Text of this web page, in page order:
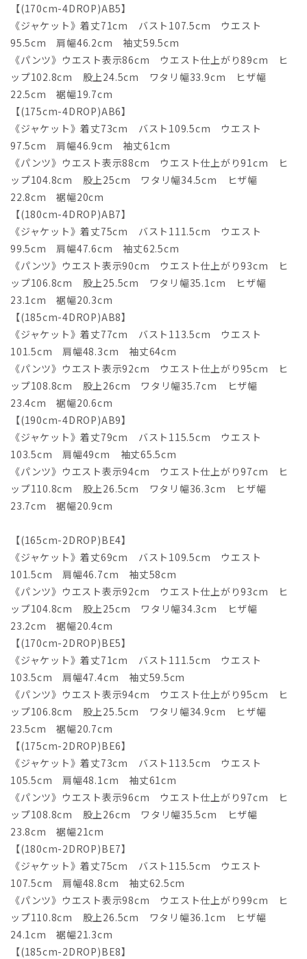
【(170cm-4DROP)AB5】
《ジャケット》着丈71cm バスト107.5cm ウエスト
95.5cm 肩幅46.2cm 袖丈59.5cm
《パンツ》ウエスト表示86cm ウエスト仕上がり89cm ヒ
ップ102.8cm 股上24.5cm ワタリ幅33.9cm ヒザ幅
22.5cm 裾幅19.7cm
【(175cm-4DROP)AB6】
《ジャケット》着丈73cm バスト109.5cm ウエスト
97.5cm 肩幅46.9cm 袖丈61cm
《パンツ》ウエスト表示88cm ウエスト仕上がり91cm ヒ
ップ104.8cm 股上25cm ワタリ幅34.5cm ヒザ幅
22.8cm 裾幅20cm
【(180cm-4DROP)AB7】
《ジャケット》着丈75cm バスト111.5cm ウエスト
99.5cm 肩幅47.6cm 袖丈62.5cm
《パンツ》ウエスト表示90cm ウエスト仕上がり93cm ヒ
ップ106.8cm 股上25.5cm ワタリ幅35.1cm ヒザ幅
23.1cm 裾幅20.3cm
【(185cm-4DROP)AB8】
《ジャケット》着丈77cm バスト113.5cm ウエスト
101.5cm 肩幅48.3cm 袖丈64cm
《パンツ》ウエスト表示92cm ウエスト仕上がり95cm ヒ
ップ108.8cm 股上26cm ワタリ幅35.7cm ヒザ幅
23.4cm 裾幅20.6cm
【(190cm-4DROP)AB9】
《ジャケット》着丈79cm バスト115.5cm ウエスト
103.5cm 肩幅49cm 袖丈65.5cm
《パンツ》ウエスト表示94cm ウエスト仕上がり97cm ヒ
ップ110.8cm 股上26.5cm ワタリ幅36.3cm ヒザ幅
23.7cm 裾幅20.9cm
【(165cm-2DROP)BE4】
《ジャケット》着丈69cm バスト109.5cm ウエスト
101.5cm 肩幅46.7cm 袖丈58cm
《パンツ》ウエスト表示92cm ウエスト仕上がり93cm ヒ
ップ104.8cm 股上25cm ワタリ幅34.3cm ヒザ幅
23.2cm 裾幅20.4cm
【(170cm-2DROP)BE5】
《ジャケット》着丈71cm バスト111.5cm ウエスト
103.5cm 肩幅47.4cm 袖丈59.5cm
《パンツ》ウエスト表示94cm ウエスト仕上がり95cm ヒ
ップ106.8cm 股上25.5cm ワタリ幅34.9cm ヒザ幅
23.5cm 裾幅20.7cm
【(175cm-2DROP)BE6】
《ジャケット》着丈73cm バスト113.5cm ウエスト
105.5cm 肩幅48.1cm 袖丈61cm
《パンツ》ウエスト表示96cm ウエスト仕上がり97cm ヒ
ップ108.8cm 股上26cm ワタリ幅35.5cm ヒザ幅
23.8cm 裾幅21cm
【(180cm-2DROP)BE7】
《ジャケット》着丈75cm バスト115.5cm ウエスト
107.5cm 肩幅48.8cm 袖丈62.5cm
《パンツ》ウエスト表示98cm ウエスト仕上がり99cm ヒ
ップ110.8cm 股上26.5cm ワタリ幅36.1cm ヒザ幅
24.1cm 裾幅21.3cm
【(185cm-2DROP)BE8】